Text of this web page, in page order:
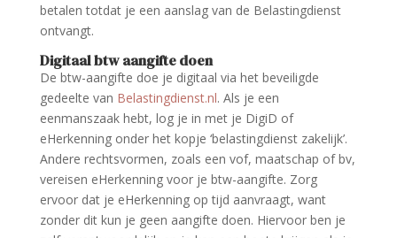
betalen totdat je een aanslag van de Belastingdienst
ontvangt.
Digitaal btw aangifte doen
De btw-aangifte doe je digitaal via het beveiligde
gedeelte van Belastingdienst.nl. Als je een
eenmanszaak hebt, log je in met je DigiD of
eHerkenning onder het kopje ‘belastingdienst zakelijk’.
Andere rechtsvormen, zoals een vof, maatschap of bv,
vereisen eHerkenning voor je btw-aangifte. Zorg
ervoor dat je eHerkenning op tijd aanvraagt, want
zonder dit kun je geen aangifte doen. Hiervoor ben je